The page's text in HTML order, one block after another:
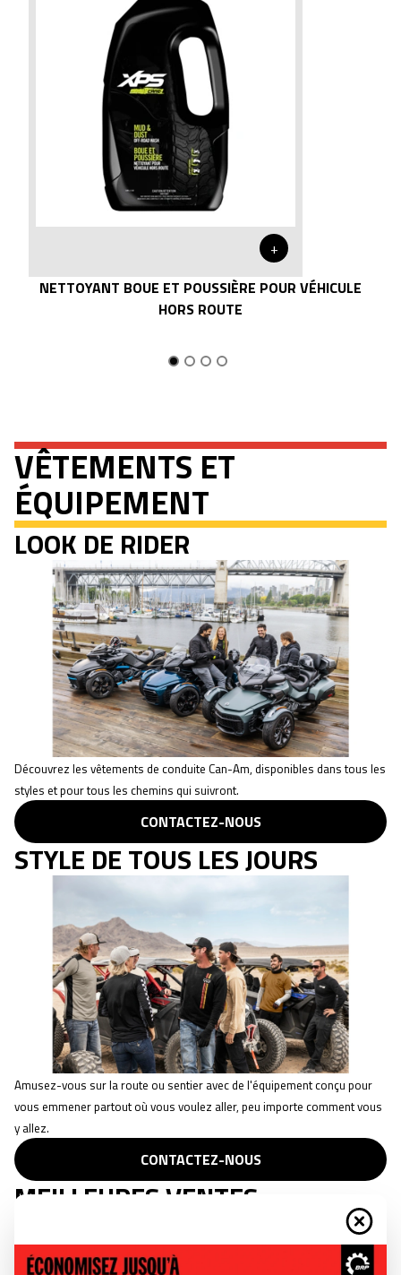
+
NETTOYANT BOUE ET POUSSIÈRE POUR VÉHICULE
HORS ROUTE
VÊTEMENTS ET
ÉQUIPEMENT
LOOK DE RIDER
Découvrez les vêtements de conduite Can-Am, disponibles dans tous les
styles et pour tous les chemins qui suivront.
CONTACTEZ-NOUS
STYLE DE TOUS LES JOURS
Amusez-vous sur la route ou sentier avec de l'équipement conçu pour
vous emmener partout où vous voulez aller, peu importe comment vous
y allez.
CONTACTEZ-NOUS
MEILLEURES VENTES